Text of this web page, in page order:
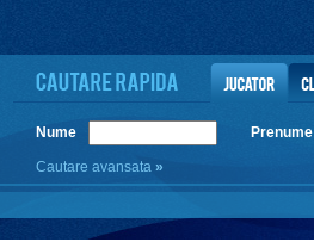
Nume Prenume
Cautare avansata »